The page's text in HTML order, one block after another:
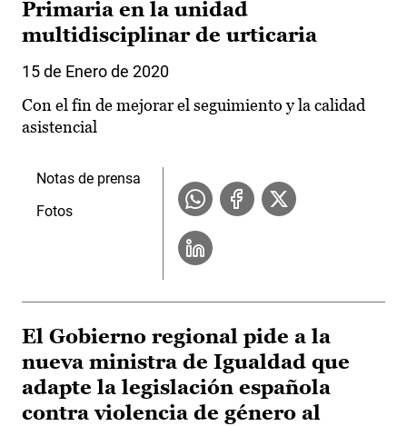
Primaria en la unidad
multidisciplinar de urticaria
15 de Enero de 2020
Con el fin de mejorar el seguimiento y la calidad
asistencial
Notas de prensa
Fotos
El Gobierno regional pide a la
nueva ministra de Igualdad que
adapte la legislación española
contra violencia de género al